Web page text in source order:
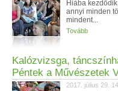
Hiába
annyi minden
mindent...
Tovább
Kalózvizsga,
Péntek a Művészetek
2017. július 29.